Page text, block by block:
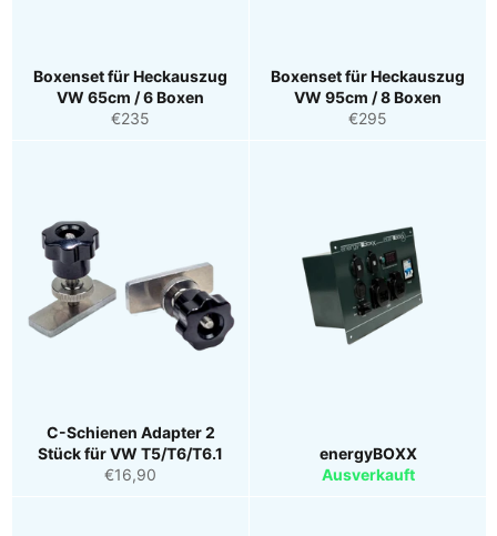
Boxenset für Heckauszug
VW 65cm / 6 Boxen
Normaler
€235
Boxenset für Heckauszug
VW 95cm / 8 Boxen
Normaler
€295
C-Schienen Adapter 2
Stück für VW T5/T6/T6.1
Normaler
€16,90
energyBOXX
Ausverkauft